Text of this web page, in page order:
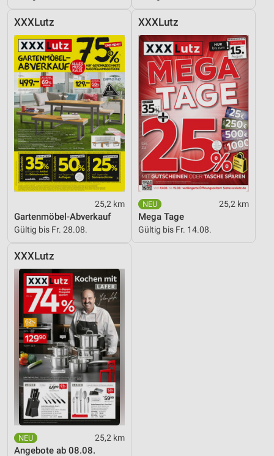
XXXLutz
25,2 km
Gartenmöbel-Abverkauf
Gültig bis Fr. 28.08.
XXXLutz
25,2 km
Mega Tage
Gültig bis Fr. 14.08.
XXXLutz
25,2 km
Angebote ab 08.08.